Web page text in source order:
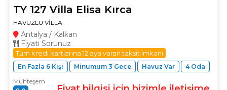
TY 127 Villa Elisa Kırca
HAVUZLU VİLLA
Antalya / Kalkan
Fiyatı Sorunuz
Tüm kredi kartlarına 12 aya varan taksit imkanı
En Fazla 6 Kişi Minumum 3 Gece Havuz Var
4 Oda
Muhteşem